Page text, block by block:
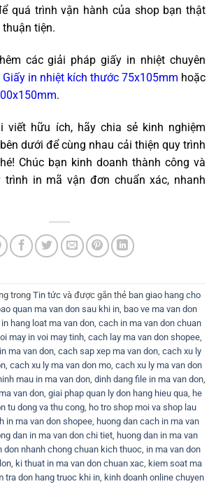
quá trình vận hành của shop bạn thật
tiện.
các giải pháp giấy in nhiệt chuyên
Giấy in nhiệt kích thước 75x105mm hoặc
.
viết hữu ích, hãy chia sẻ kinh nghiệm
dưới để cùng nhau cải thiện quy trình
Chúc bạn kinh doanh thành công và
in mã vận đơn chuẩn xác, nhanh
trong Tin tức và được gắn thẻ ban giao hang cho
quan ma van don sau khi in, bao ve ma van don
hang loat ma van don, cach in ma van don chuan
may in voi may tinh, cach lay ma van don shopee,
ma van don, cach sap xep ma van don, cach xu ly
, cach xu ly ma van don mo, cach xu ly ma van don
mau in ma van don, dinh dang file in ma van don,
van don, giai phap quan ly don hang hieu qua, he
tu dong va thu cong, ho tro shop moi va shop lau
in ma van don shopee, huong dan cach in ma van
dan in ma van don chi tiet, huong dan in ma van
don nhanh chong chuan kich thuoc, in ma van don
, ki thuat in ma van don chuan xac, kiem soat ma
tra don hang truoc khi in, kinh doanh online chuyen